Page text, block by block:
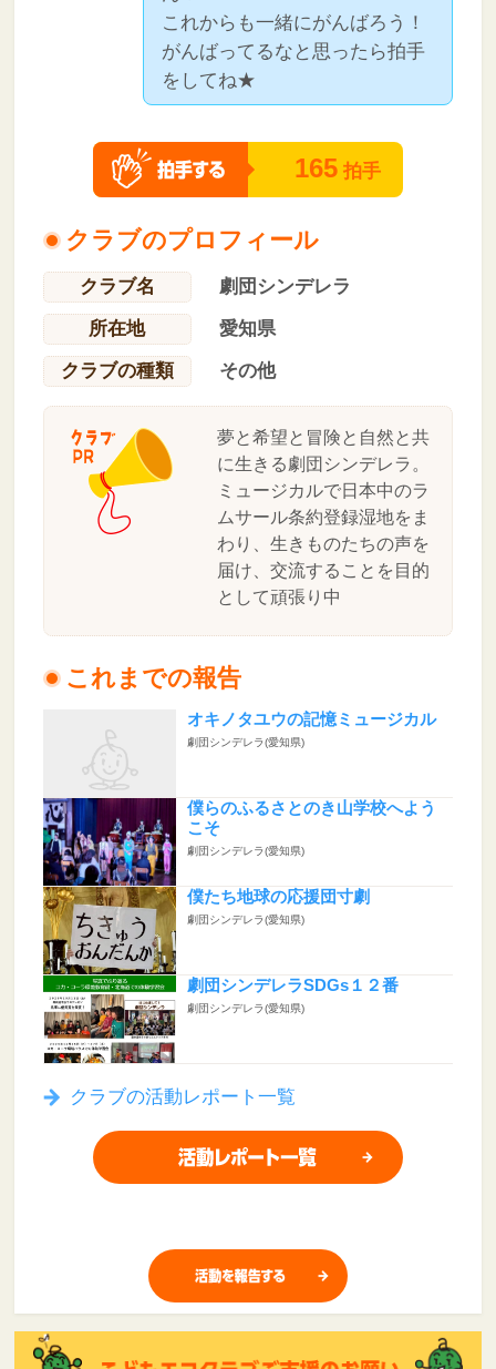
これからも一緒にがんばろう！
がんばってるなと思ったら拍手
をしてね★
165 拍手
クラブのプロフィール
クラブ名
劇団シンデレラ
所在地
愛知県
クラブの種類
その他
夢と希望と冒険と自然と共
に生きる劇団シンデレラ。
ミュージカルで日本中のラ
ムサール条約登録湿地をま
わり、生きものたちの声を
届け、交流することを目的
として頑張り中
これまでの報告
オキノタユウの記憶ミュージカル
劇団シンデレラ(愛知県)
僕らのふるさとのき山学校へよう
こそ
劇団シンデレラ(愛知県)
僕たち地球の応援団寸劇
劇団シンデレラ(愛知県)
劇団シンデレラSDGs１２番
劇団シンデレラ(愛知県)
クラブの活動レポート一覧